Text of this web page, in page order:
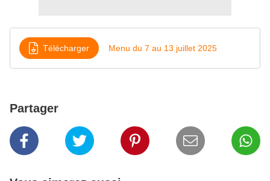
Télécharger Menu du 7 au 13 juillet 2025
Partager